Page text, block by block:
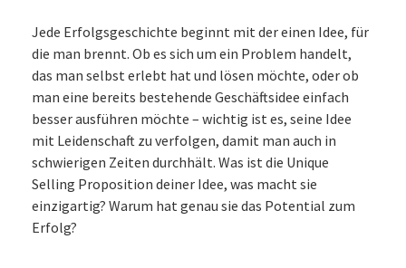
Jede Erfolgsgeschichte beginnt mit der einen Idee, für
die man brennt. Ob es sich um ein Problem handelt,
das man selbst erlebt hat und lösen möchte, oder ob
man eine bereits bestehende Geschäftsidee einfach
besser ausführen möchte – wichtig ist es, seine Idee
mit Leidenschaft zu verfolgen, damit man auch in
schwierigen Zeiten durchhält. Was ist die Unique
Selling Proposition deiner Idee, was macht sie
einzigartig? Warum hat genau sie das Potential zum
Erfolg?